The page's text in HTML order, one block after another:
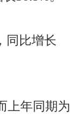
同比增长
上年同期为